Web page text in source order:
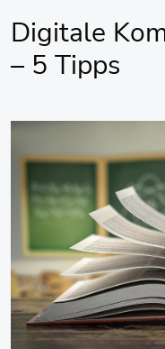
Digitale
– 5 Tipps